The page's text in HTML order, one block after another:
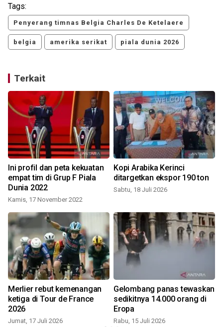
Tags:
Penyerang timnas Belgia Charles De Ketelaere
belgia amerika serikat piala dunia 2026
Terkait
Ini profil dan peta kekuatan
empat tim di Grup F Piala
Dunia 2022
Kamis, 17 November 2022
Kopi Arabika Kerinci
ditargetkan ekspor 190 ton
Sabtu, 18 Juli 2026
Merlier rebut kemenangan
ketiga di Tour de France
2026
Jumat, 17 Juli 2026
Gelombang panas tewaskan
sedikitnya 14.000 orang di
Eropa
Rabu, 15 Juli 2026